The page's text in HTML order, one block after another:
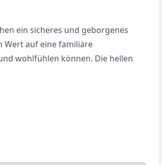
ein sicheres und geborgenes
Wert auf eine familiäre
wohlfühlen können. Die hellen
bieten Raum für Individualität.
steht das soziale Miteinander im
fördern den